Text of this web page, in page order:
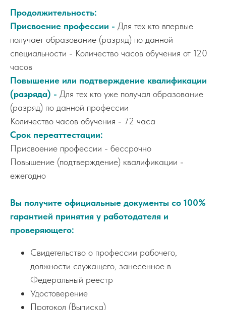
Продолжительность:
Присвоение профессии - Для тех кто впервые
получает образование (разряд) по данной
специальности - Количество часов обучения от 120
часов
Повышение или подтверждение квалификации
(разряда) - Для тех кто уже получал образование
(разряд) по данной профессии
Количество часов обучения - 72 часа
Срок переаттестации:
Присвоение профессии - бессрочно
Повышение (подтверждение) квалификации -
ежегодно
Вы получите официальные документы со 100%
гарантией принятия у работодателя и
проверяющего:
Свидетельство о профессии рабочего,
должности служащего, занесенное в
Федеральный реестр
Удостоверение
Протокол (Выписка)